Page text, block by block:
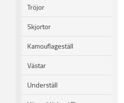
Tröjor
Skjortor
Kamouflageställ
Västar
Underställ